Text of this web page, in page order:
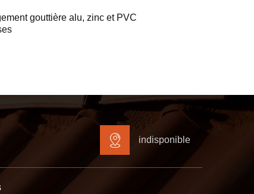
gouttière alu, zinc et PVC
indisponible